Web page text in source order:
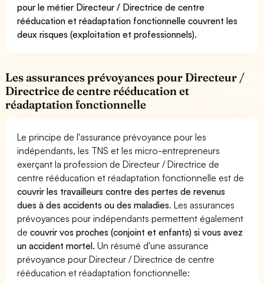
pour le métier Directeur / Directrice de centre
rééducation et réadaptation fonctionnelle couvrent les
deux risques (exploitation et professionnels).
Les assurances prévoyances pour Directeur /
Directrice de centre rééducation et
réadaptation fonctionnelle
Le principe de l'assurance prévoyance pour les
indépendants, les TNS et les micro-entrepreneurs
exerçant la profession de Directeur / Directrice de
centre rééducation et réadaptation fonctionnelle est de
couvrir les travailleurs contre des pertes de revenus
dues à des accidents ou des maladies. Les assurances
prévoyances pour indépendants permettent également
decouvrir vos proches (conjoint et enfants) si vous avez
un accident mortel. Un résumé d'une assurance
prévoyance pour Directeur / Directrice de centre
rééducation et réadaptation fonctionnelle: